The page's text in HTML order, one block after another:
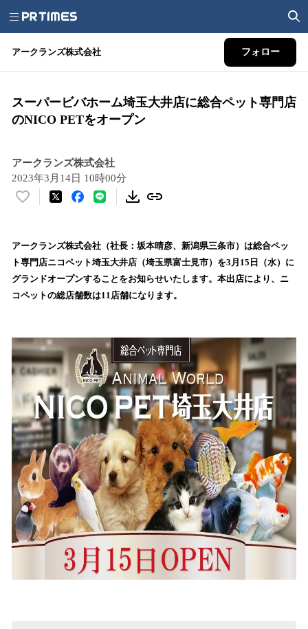
アークランズ株式会社 フォロー
スーパービバホーム埼玉大井店に総合ペット専門店
のNICO PETをオープン
アークランズ株式会社
2023年3月14日 10時00分
い
！
数
を
読
中
で
す
アークランズ株式会社（社長：坂本晴彦、新潟県三条市）は総合ペッ
ト専門店ニコペット埼玉大井店（埼玉県富士見市）を3月15日（水）に
グランドオープンすることをお知らせいたします。本出店により、ニ
コペットの総店舗数は11店舗になります。